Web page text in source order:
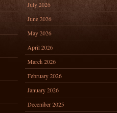
July 2026
June 2026
May 2026
April 2026
March 2026
February 2026
January 2026
December 2025